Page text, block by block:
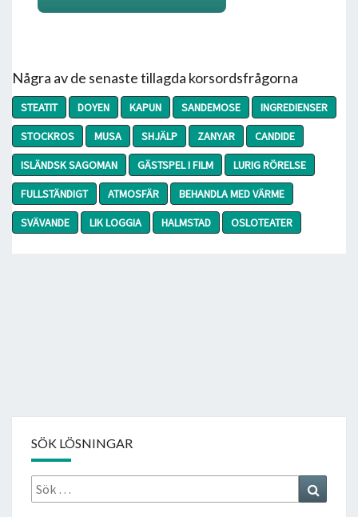
Några av de senaste tillagda korsordsfrågorna
STEATIT DOYEN KAPUN SANDEMOSE
INGREDIENSER
STOCKROS
MUSA SHJÄLP ZANYAR
CANDIDE
ISLÄNDSK SAGOMAN
GÄSTSPEL I FILM
LURIG RÖRELSE
FULLSTÄNDIGT
ATMOSFÄR
BEHANDLA MED VÄRME
SVÄVANDE
LIK LOGGIA HALMSTAD OSLOTEATER
SÖK LÖSNINGAR
Sök
efter: